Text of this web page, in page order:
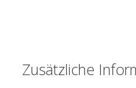
Zusätzliche